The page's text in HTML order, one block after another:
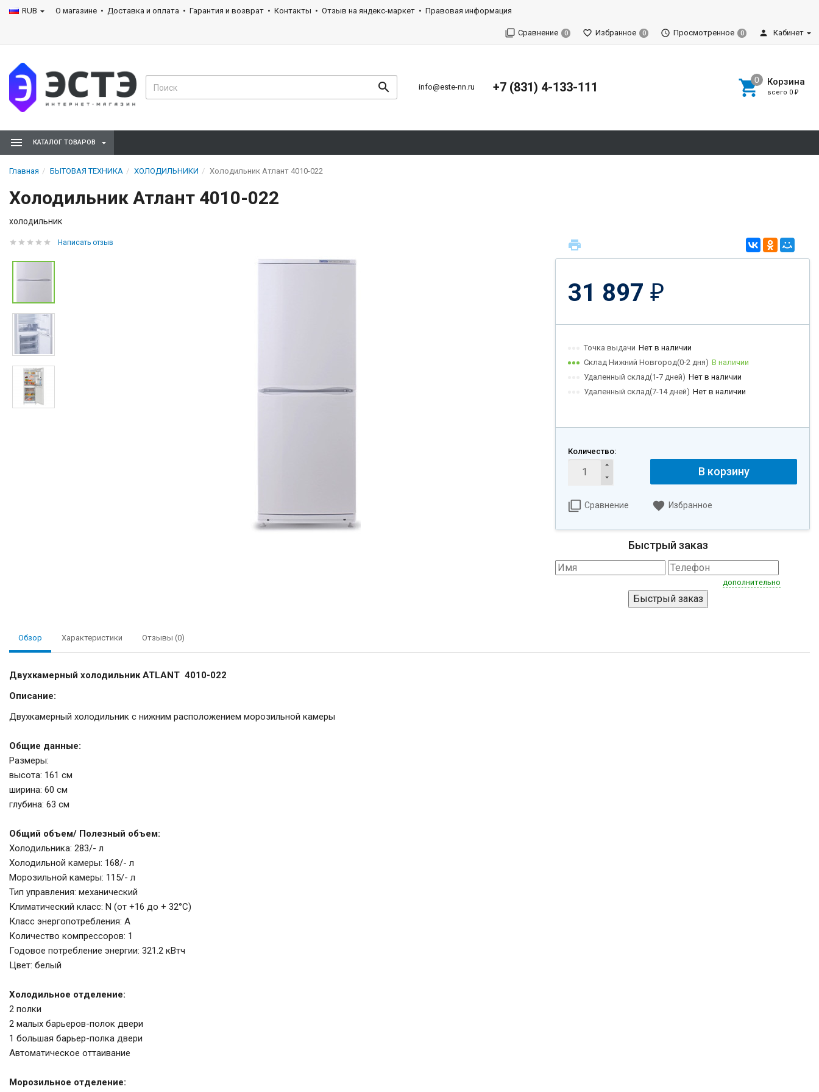
RUB О магазине Доставка и оплата Гарантия и возврат Контакты Отзыв на яндекс-маркет Правовая информация
Сравнение 0 Избранное 0 Просмотренное 0 Кабинет
info@este-nn.ru +7 (831) 4-133-111 Корзина
всего 0 ₽
КАТАЛОГ ТОВАРОВ
Главная БЫТОВАЯ ТЕХНИКА ХОЛОДИЛЬНИКИ Холодильник Атлант 4010-022
Холодильник Атлант 4010-022
холодильник
Написать отзыв
31 897 ₽
Точка выдачи Нет в наличии
Склад Нижний Новгород(0-2 дня) В наличии
Удаленный склад(1-7 дней) Нет в наличии
Удаленный склад(7-14 дней) Нет в наличии
Количество:
В корзину
Сравнение Избранное
Быстрый заказ
дополнительно
Обзор Характеристики Отзывы (0)
Двухкамерный холодильник ATLANT 4010-022
Описание:
Двухкамерный холодильник с нижним расположением морозильной камеры
Общие данные:
Размеры:
высота: 161 см
ширина: 60 см
глубина: 63 см
Общий объем/ Полезный объем:
Холодильника: 283/- л
Холодильной камеры: 168/- л
Морозильной камеры: 115/- л
Тип управления: механический
Климатический класс: N (от +16 до + 32°С)
Класс энергопотребления: A
Количество компрессоров: 1
Годовое потребление энергии: 321.2 кВтч
Цвет: белый
Холодильное отделение:
2 полки
2 малых барьеров-полок двери
1 большая барьер-полка двери
Автоматическое оттаивание
Морозильное отделение: